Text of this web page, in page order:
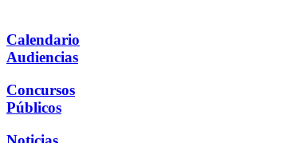
Calendario
Audiencias
Concursos
Públicos